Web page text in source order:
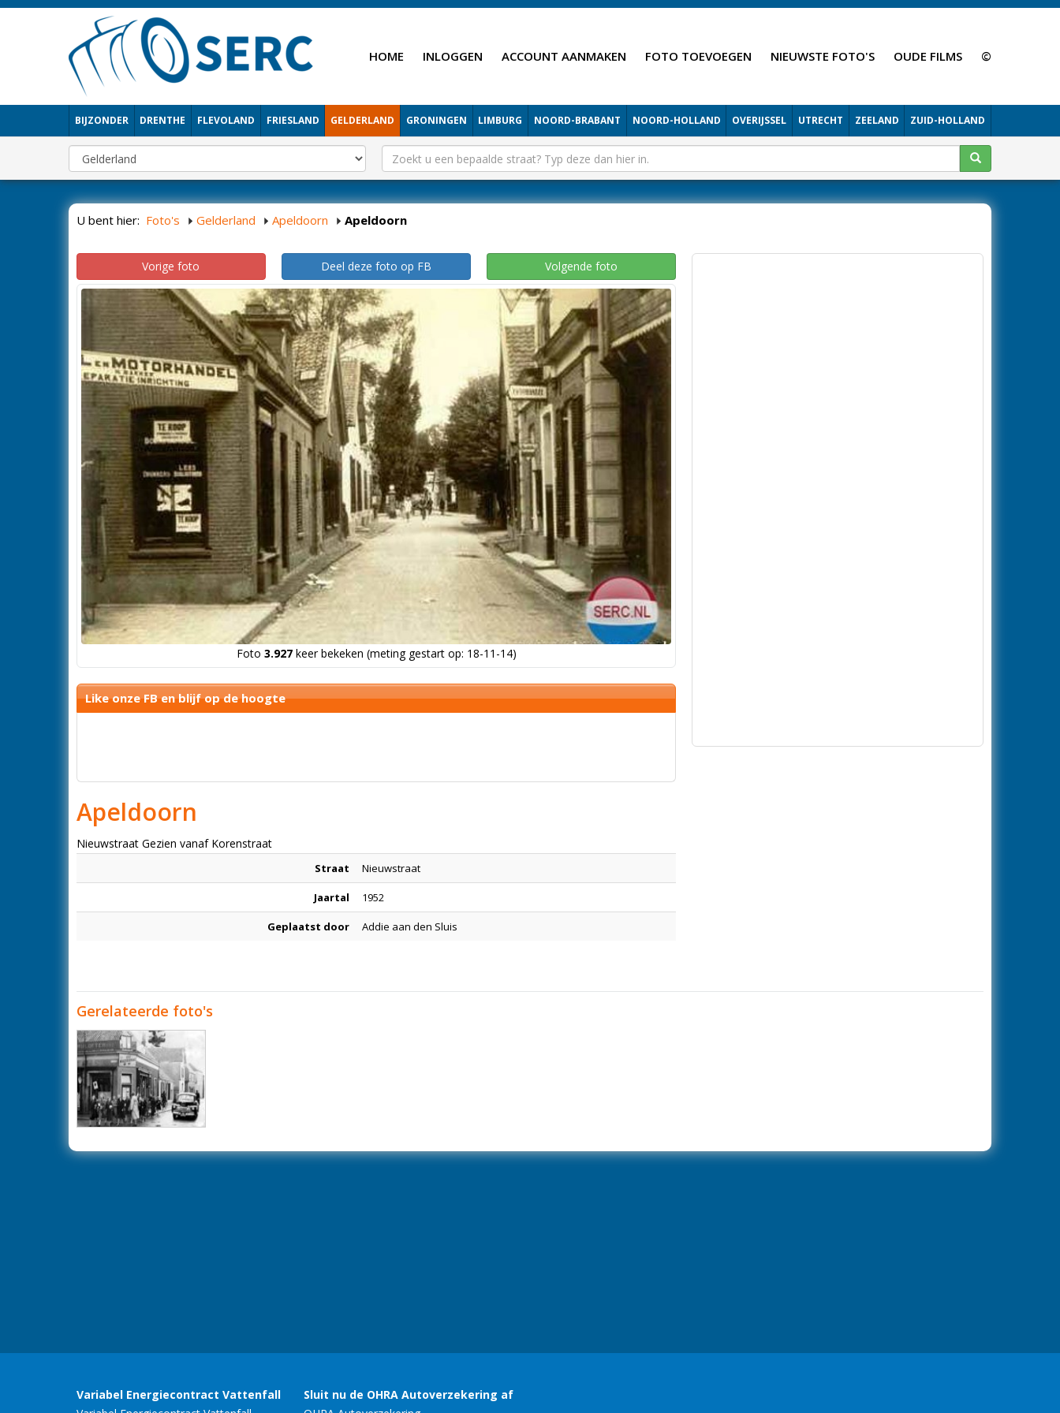
HOME INLOGGEN ACCOUNT AANMAKEN FOTO TOEVOEGEN NIEUWSTE FOTO'S OUDE FILMS ©
BIJZONDER DRENTHE FLEVOLAND FRIESLAND GELDERLAND GRONINGEN LIMBURG NOORD-BRABANT NOORD-HOLLAND OVERIJSSEL UTRECHT ZEELAND ZUID-HOLLAND
U bent hier: Foto's Gelderland Apeldoorn Apeldoorn
Vorige foto Deel deze foto op FB Volgende foto
Foto 3.927keer bekeken (meting gestart op: 18-11-14)
Like onze FB en blijf op de hoogte
Apeldoorn
Nieuwstraat Gezien vanaf Korenstraat
Straat Nieuwstraat
Jaartal 1952
Geplaatst door Addie aan den Sluis
Gerelateerde foto's